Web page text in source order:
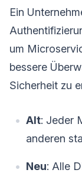
Ein
um
bessere
Sicherheit zu
Alt: Jeder
anderen
Neu: Alle